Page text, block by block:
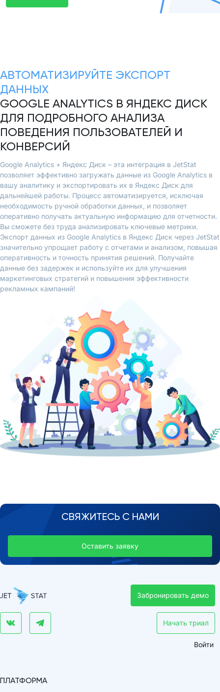
АВТОМАТИЗИРУЙТЕ ЭКСПОРТ
ДАННЫХ
GOOGLE ANALYTICS В ЯНДЕКС ДИСК
ДЛЯ ПОДРОБНОГО АНАЛИЗА
ПОВЕДЕНИЯ ПОЛЬЗОВАТЕЛЕЙ И
КОНВЕРСИЙ
Google Analytics + Яндекс Диск – эта интеграция в JetStat
позволяет эффективно загружать данные из Google Analytics в
вашу аналитику и экспортировать их в Яндекс Диск для
дальнейшей работы. Процесс автоматизируется, исключая
необходимость ручной обработки данных, и позволяет
оперативно получать актуальную информацию для отчетности.
Вы сможете без труда анализировать ключевые метрики.
Экспорт данных из Google Analytics в Яндекс Диск через JetStat
значительно упрощает работу с отчетами и анализом, повышая
оперативность и точность принятия решений. Получайте
данные без задержек и используйте их для улучшения
маркетинговых стратегий и повышения эффективности
рекламных кампаний!
СВЯЖИТЕСЬ С НАМИ
Оставить заявку
Забронировать демо
Начать триал
Войти
ПЛАТФОРМА